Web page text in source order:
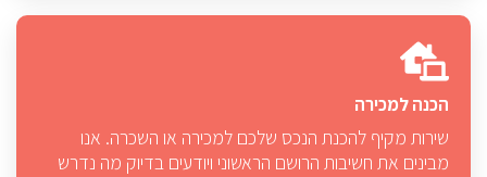
הכנה למכירה
שירות מקיף להכנת הנכס שלכם למכירה או השכרה. אנו
מבינים את חשיבות הרושם הראשוני ויודעים בדיוק מה נדרש